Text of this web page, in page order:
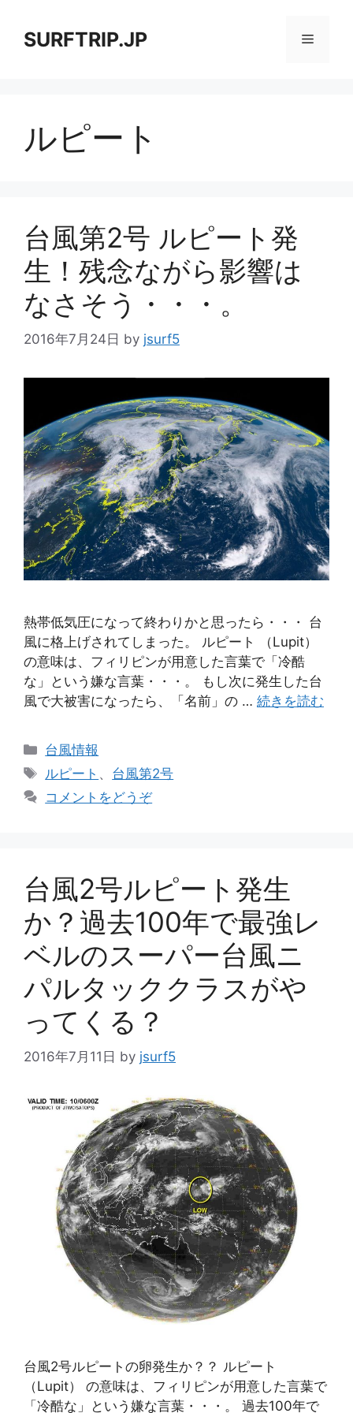
SURFTRIP.JP メ
ルピート
台風第2号 ルピート発
生！残念ながら影響は
なさそう・・・。
2016年7月24日 by jsurf5
熱帯低気圧になって終わりかと思ったら・・・ 台
風に格上げされてしまった。 ルピート （Lupit）
の意味は、フィリピンが用意した言葉で「冷酷
な」という嫌な言葉・・・。 もし次に発生した台
風で大被害になったら、「名前」の … 続きを読む
カ
テ
リ
台風情報
タ
グ
ルピート 、 台風第2号
コメントをどうぞ
台風2号ルピート発生
か？過去100年で最強レ
ベルのスーパー台風ニ
パルタッククラスがや
ってくる？
2016年7月11日 by jsurf5
台風2号ルピートの卵発生か？？ ルピート
（Lupit） の意味は、フィリピンが用意した言葉で
「冷酷な」という嫌な言葉・・・。 過去100年で